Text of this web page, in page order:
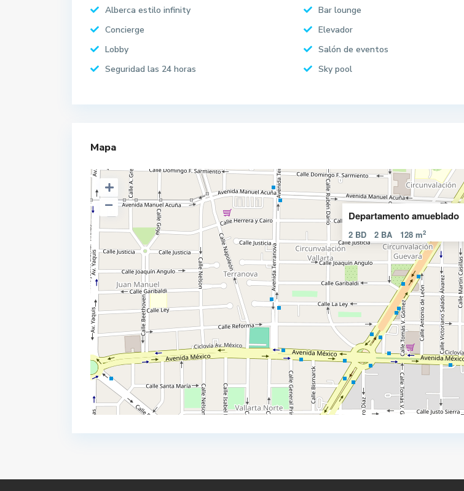
Alberca estilo infinity Bar lounge
Concierge
Elevador
Lobby
Salón de eventos
Seguridad las 24 horas
Sky pool
Mapa
Departamento amueblado
2 BD 2 BA 128 m2